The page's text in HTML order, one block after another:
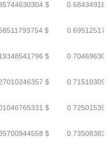
$
$
$
$
$
$